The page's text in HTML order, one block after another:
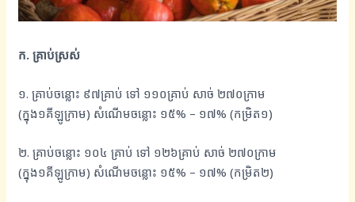
ក. គ្រាប់ស្រស់
១. គ្រាប់ចន្លោះ ៩៧គ្រាប់ ទៅ ១១០គ្រាប់ សាច់ ២៧០ក្រាម
(ក្នុង១គីឡូក្រាម) សំណើមចន្លោះ ១៥% – ១៧%​ (កម្រិត១)
២. គ្រាប់ចន្លោះ ១០៤ គ្រាប់ ទៅ ១២៦គ្រាប់ សាច់ ២៧០ក្រាម
(ក្នុង១គីឡូក្រាម) សំណើមចន្លោះ ១៥% – ១៧%​ (កម្រិត២)